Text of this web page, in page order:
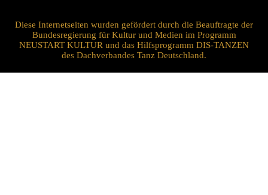
Diese Internetseiten wurden gefördert durch die Beauftragte der
Bundesregierung für Kultur und Medien im Programm
NEUSTART KULTUR und das Hilfsprogramm DIS-TANZEN
des Dachverbandes Tanz Deutschland.